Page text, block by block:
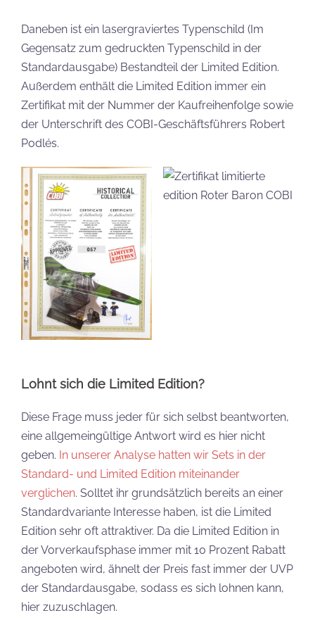
Daneben ist ein lasergraviertes Typenschild (Im
Gegensatz zum gedruckten Typenschild in der
Standardausgabe) Bestandteil der Limited Edition.
Außerdem enthält die Limited Edition immer ein
Zertifikat mit der Nummer der Kaufreihenfolge sowie
der Unterschrift des COBI-Geschäftsführers Robert
Podlés.
Lohnt sich die Limited Edition?
Diese Frage muss jeder für sich selbst beantworten,
eine allgemeingültige Antwort wird es hier nicht
geben. In unserer Analyse hatten wir Sets in der
Standard- und Limited Edition miteinander
verglichen. Solltet ihr grundsätzlich bereits an einer
Standardvariante Interesse haben, ist die Limited
Edition sehr oft attraktiver. Da die Limited Edition in
der Vorverkaufsphase immer mit 10 Prozent Rabatt
angeboten wird, ähnelt der Preis fast immer der UVP
der Standardausgabe, sodass es sich lohnen kann,
hier zuzuschlagen.